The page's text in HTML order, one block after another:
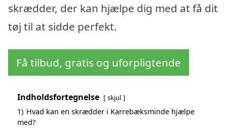
skrædder, der kan hjælpe dig med at få dit
tøj til at sidde perfekt.
Få tilbud, gratis og uforpligtende
Indholdsfortegnelse skjul
1) Hvad kan en skrædder i Karrebæksminde hjælpe
med?